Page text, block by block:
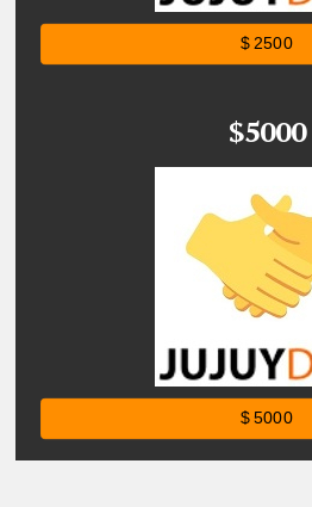
$ 2500
$5000
$ 5000